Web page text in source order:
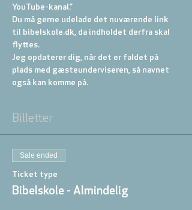
YouTube-kanal.”
Du må gerne udelade det nuværende link
til bibelskole.dk, da indholdet derfra skal
flyttes.
Jeg opdaterer dig, når det er faldet på
plads med gæsteunderviseren, så navnet
også kan komme på.
Billetter
Sale ended
Ticket type
Bibelskole - Almindelig